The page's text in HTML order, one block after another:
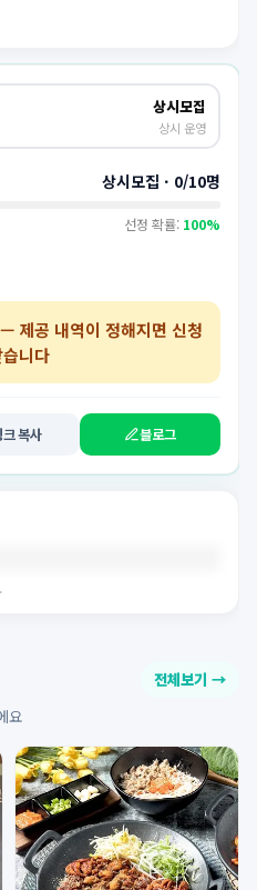
상시모집
상시 운영
상시모집 · 0/10명
선정 확률: 100%
제공 내역이 정해지면 신청
니다
복사 블로그
전체보기 →
요